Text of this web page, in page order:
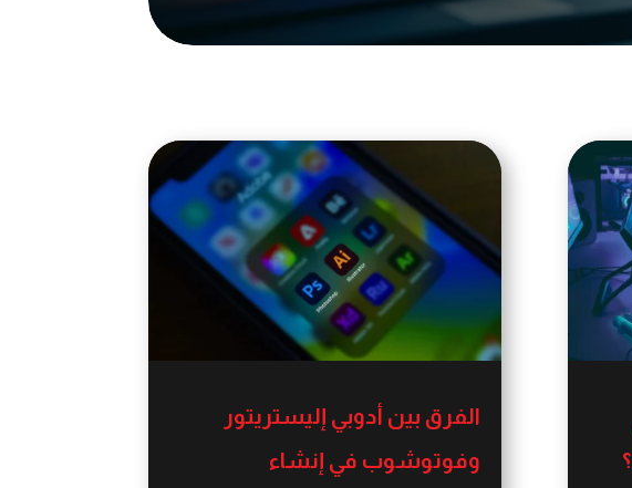
الفرق بين أدوبي إليستريتور
وفوتوشوب في إنشاء